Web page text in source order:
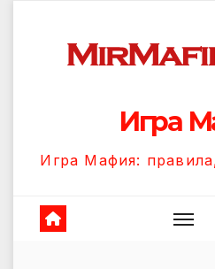
содержанию
Игра
Игра Мафия: